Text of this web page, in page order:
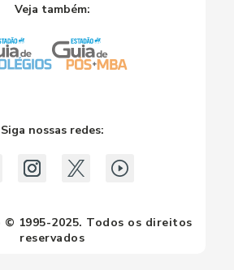
Veja também:
© 1995-2025. Todos os direitos
reservados
Siga nossas redes: